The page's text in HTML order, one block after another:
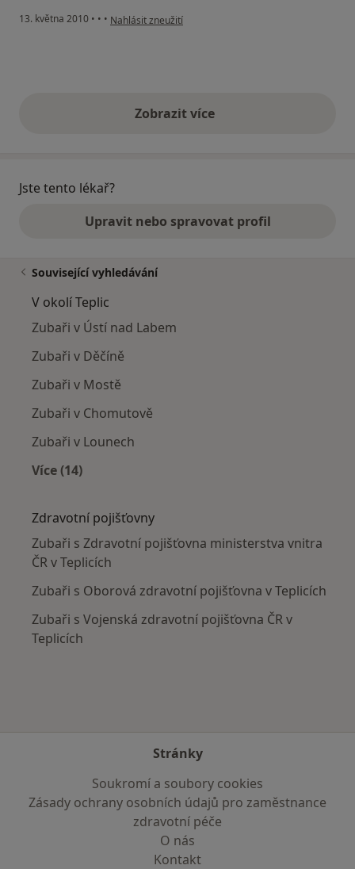
13. května 2010 • • • podle názoru uživatele Váš účet byl odstraněn
Nahlásit zneužití
Zobrazit vícevýše uvedené názory
Jste tento lékař?
Upravit nebo spravovat profil
Související vyhledávání
V okolí Teplic
Zubaři v Ústí nad Labem
Zubaři v Děčíně
Zubaři v Mostě
Zubaři v Chomutově
Zubaři v Lounech
Více (14)
Zdravotní pojišťovny
Zubaři s Zdravotní pojišťovna ministerstva vnitra
ČR v Teplicích
Zubaři s Oborová zdravotní pojišťovna v Teplicích
Zubaři s Vojenská zdravotní pojišťovna ČR v
Teplicích
Stránky
Soukromí a soubory cookies
Zásady ochrany osobních údajů pro zaměstnance
zdravotní péče
O nás
Kontakt